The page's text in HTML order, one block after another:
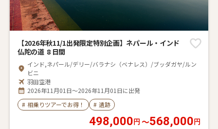
【2026年秋11/1出発限定特別企画】ネパール・インド
仏陀の道 8 日間
インド,ネパール/デリー/バラナシ（ベナレス）/ブッダガヤ/ルン
ビニ
羽田空港
2026年11月01日～2026年11月01日に出発
# 相乗りツアーでお得！ # 遺跡
498,000 円 〜568,000 円